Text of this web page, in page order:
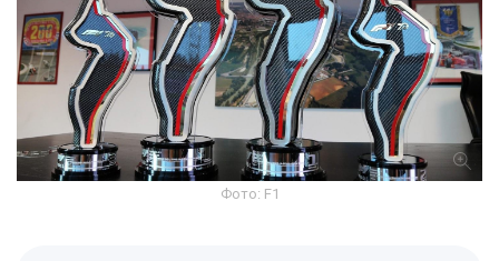
Фото: F1